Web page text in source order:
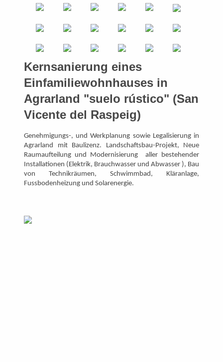
Kernsanierung eines
Einfamiliewohnhauses in
Agrarland "suelo rústico" (San
Vicente del Raspeig)
Genehmigungs-, und Werkplanung sowie Legalisierung in
Agrarland mit Baulizenz. Landschaftsbau-Projekt, Neue
Raumaufteilung und Modernisierung aller bestehender
Installationen (Elektrik, Brauchwasser und Abwasser ), Bau
von Technikräumen, Schwimmbad, Kläranlage,
Fussbodenheizung und Solarenergie.